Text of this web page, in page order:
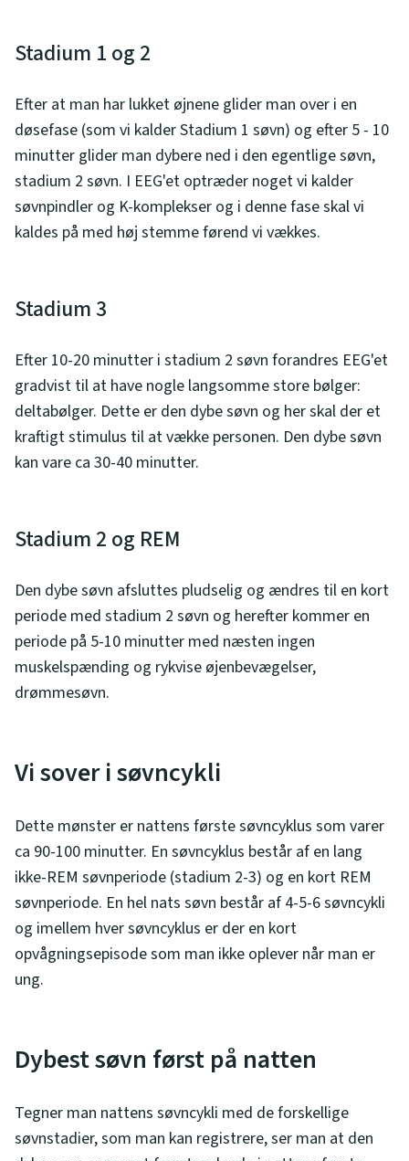
Stadium 1 og 2
Efter at man har lukket øjnene glider man over i en
døsefase (som vi kalder Stadium 1 søvn) og efter 5 - 10
minutter glider man dybere ned i den egentlige søvn,
stadium 2 søvn. I EEG'et optræder noget vi kalder
søvnpindler og K-komplekser og i denne fase skal vi
kaldes på med høj stemme førend vi vækkes.
Stadium 3
Efter 10-20 minutter i stadium 2 søvn forandres EEG'et
gradvist til at have nogle langsomme store bølger:
deltabølger. Dette er den dybe søvn og her skal der et
kraftigt stimulus til at vække personen. Den dybe søvn
kan vare ca 30-40 minutter.
Stadium 2 og REM
Den dybe søvn afsluttes pludselig og ændres til en kort
periode med stadium 2 søvn og herefter kommer en
periode på 5-10 minutter med næsten ingen
muskelspænding og rykvise øjenbevægelser,
drømmesøvn.
Vi sover i søvncykli
Dette mønster er nattens første søvncyklus som varer
ca 90-100 minutter. En søvncyklus består af en lang
ikke-REM søvnperiode (stadium 2-3) og en kort REM
søvnperiode. En hel nats søvn består af 4-5-6 søvncykli
og imellem hver søvncyklus er der en kort
opvågningsepisode som man ikke oplever når man er
ung.
Dybest søvn først på natten
Tegner man nattens søvncykli med de forskellige
søvnstadier, som man kan registrere, ser man at den